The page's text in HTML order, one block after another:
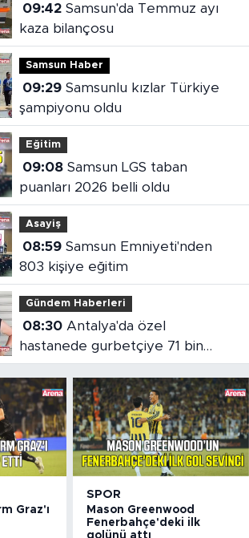
09:42Samsun'da Temmuz ayı
kaza bilançosu
Samsun Haber
09:29Samsunlu kızlar Türkiye
şampiyonu oldu
Eğitim
09:08Samsun LGS taban
puanları 2026 belli oldu
Asayiş
08:59Samsun Emniyeti'nden
803 kişiye eğitim
Gündem Haberleri
08:30Antalya'da özel
hastanede gurbetçiye 71 bin
liralık fatura
Graz'ı
SPOR
Mason Greenwood
Fenerbahçe'deki ilk
golünü attı